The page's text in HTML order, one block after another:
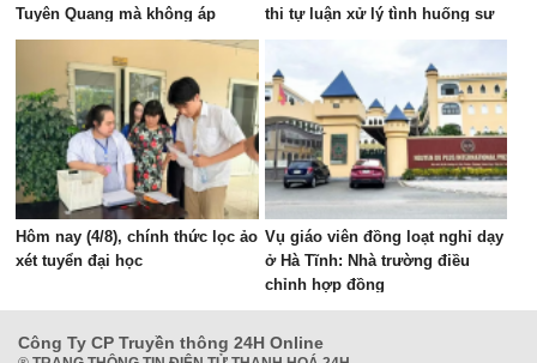
Tuyên Quang mà không áp
dụng cho thí sinh Quảng Trị
thi tự luận xử lý tình huống sư
Hôm nay (4/8), chính thức lọc ảo
xét tuyển đại học
Vụ giáo viên đồng loạt nghỉ dạy
ở Hà Tĩnh: Nhà trường điều
chỉnh hợp đồng
Công Ty CP Truyền thông 24H Online